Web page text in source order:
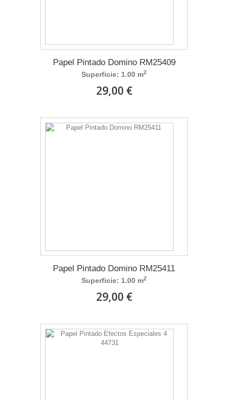
Papel Pintado Domino RM25409
Superficie: 1.00 m2
29,00 €
Papel Pintado Domino RM25411
Superficie: 1.00 m2
29,00 €